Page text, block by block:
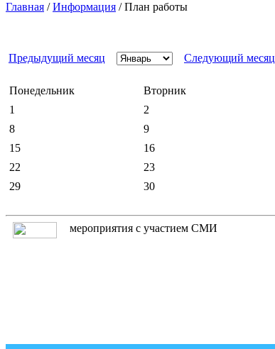
Главная /Информация /План работы
Предыдущий месяц Следующий месяц
Понедельник Вторник
1
2
8
9
15
16
22
23
29
30
мероприятия с участием СМИ